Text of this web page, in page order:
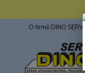
O firmě DINO